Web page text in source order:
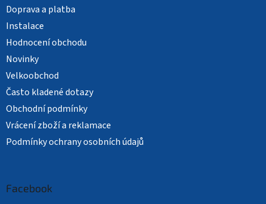
Doprava a platba
Instalace
Hodnocení obchodu
Novinky
Velkoobchod
Často kladené dotazy
Obchodní podmínky
Vrácení zboží a reklamace
Podmínky ochrany osobních údajů
Facebook